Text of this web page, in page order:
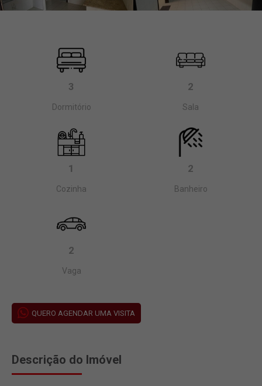
3
Dormitório
2
Sala
1
Cozinha
2
Banheiro
2
Vaga
QUERO AGENDAR UMA VISITA
Descrição do Imóvel